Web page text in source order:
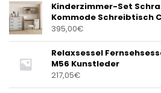
Kinderzimmer-Set
Kommode Schreibtisch
395,00€
Relaxsessel
M56 Kunstleder
217,05€